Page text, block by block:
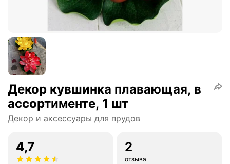
Декор кувшинка плавающая, в
ассортименте, 1 шт
Декор и аксессуары для прудов
4,7 2
отзыва